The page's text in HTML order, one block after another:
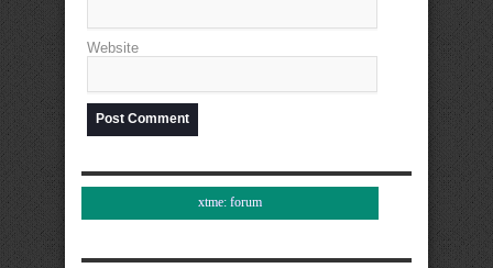
Website
xtme: forum